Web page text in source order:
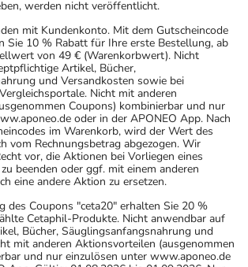
werden nicht veröffentlicht.
mit Kundenkonto. Mit dem Gutscheincode
Sie 10 % Rabatt für Ihre erste Bestellung, ab
von 49 € (Warenkorbwert). Nicht
Artikel, Bücher,
und Versandkosten sowie bei
Nicht mit anderen
Coupons) kombinierbar und nur
oder in der APONEO App. Nach
im Warenkorb, wird der Wert des
vom Rechnungsbetrag abgezogen. Wir
vor, die Aktionen bei Vorliegen eines
beenden oder ggf. mit einem anderen
eine andere Aktion zu ersetzen.
des Coupons "ceta20" erhalten Sie 20 %
Cetaphil-Produkte. Nicht anwendbar auf
Bücher, Säuglingsanfangsnahrung und
mit anderen Aktionsvorteilen (ausgenommen
und nur einzulösen unter www.aponeo.de